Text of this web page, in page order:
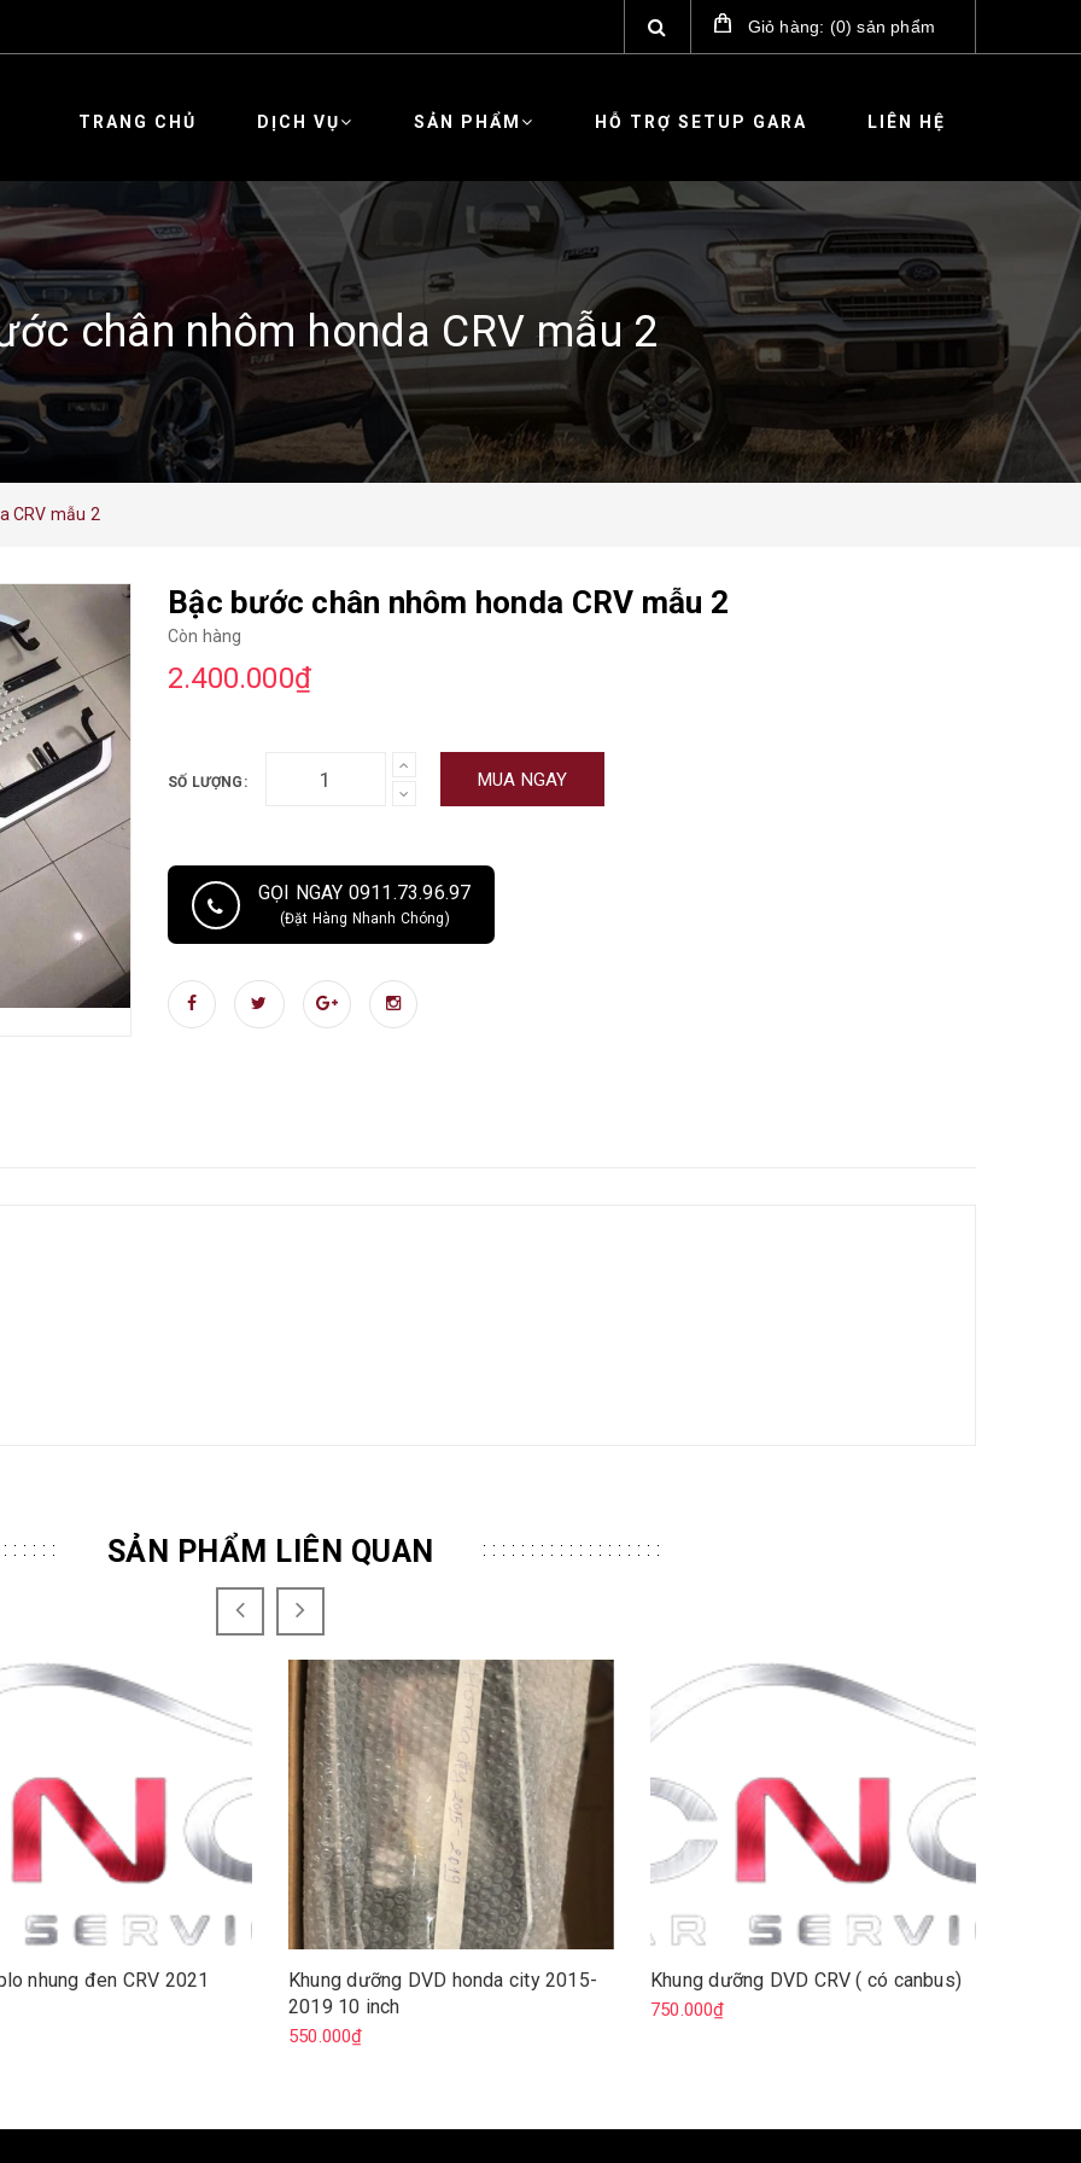
Giỏ hàng: (0)sản phẩm
TRANG CHỦ DỊCH VỤ SẢN PHẨM HỖ TRỢ SETUP GARA LIÊN HỆ
chân nhôm honda CRV mẫu 2
CRV mẫu 2
Bậc bước chân nhôm honda CRV mẫu 2
Còn hàng
2.400.000₫
SỐ LƯỢNG: MUA NGAY
GỌI NGAY 0911.73.96.97
(Đặt Hàng Nhanh Chóng)
SẢN PHẨM LIÊN QUAN
nhung đen CRV 2021
Khung dưỡng DVD honda city 2015-
2019 10 inch
550.000₫
Khung dưỡng DVD CRV ( có canbus)
750.000₫